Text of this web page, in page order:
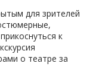
для зрителей
к
о театре за